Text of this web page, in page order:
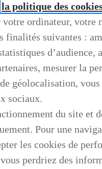
la politique des
votre ordinateur, votre
finalités suivantes :
d’audience,
mesurer la
géolocalisation,
sociaux.
du site et
Pour une
les cookies de
perdriez des